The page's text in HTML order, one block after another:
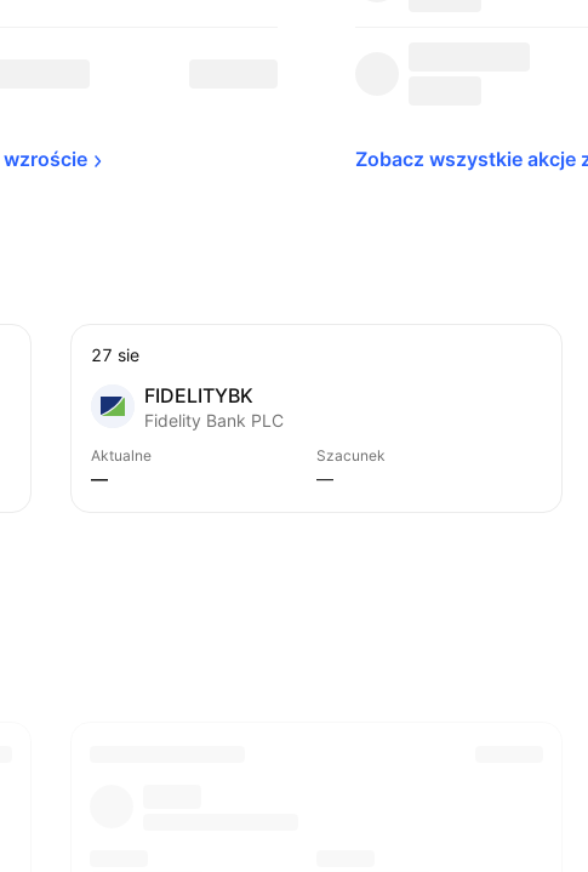
wzroście Zobacz wszystkie akcje
27 sie
FIDELITYBK
Fidelity Bank PLC
Aktualne
—
Szacunek
—